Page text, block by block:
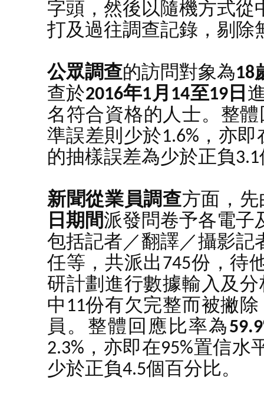
字頭，然後以隨機方式從
打及過往調查記錄，剔除
公眾調查的訪問對象為18
查於2016年1月14至19日
名符合資格的人士。整
準誤差則少於1.6%，亦
的抽樣誤差為少於正負
新聞從業員調查方面，
日期間派發問卷予各電子
包括記者／翻譯／攝影記
任等，共派出745份，待
研計劃進行數據輸入及
中11份有欠完整而被撇
員。整體回應比率為
2.3%，亦即在95%置信
少於正負4.5個百分比。